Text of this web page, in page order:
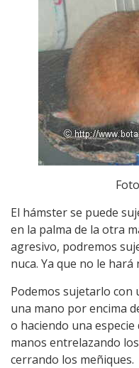
El hámster se puede
en la palma de la otra
agresivo, podremos
nuca. Ya que no le
Podemos sujetarlo con
una mano por encima
o haciendo una
manos entrelazando
cerrando los meñiques.